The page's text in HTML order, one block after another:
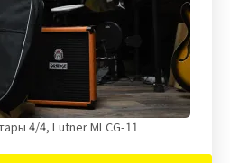
4/4, Lutner MLCG-11